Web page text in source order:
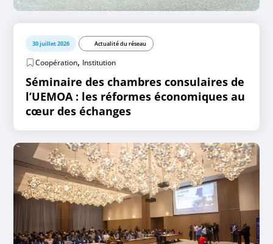
30 juillet 2026 Actualité du réseau
Coopération, Institution
Séminaire des chambres consulaires de
l’UEMOA : les réformes économiques au
cœur des échanges